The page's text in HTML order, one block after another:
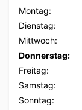
Montag:
Dienstag:
Mittwoch:
Donnerstag:
Freitag:
Samstag:
Sonntag: